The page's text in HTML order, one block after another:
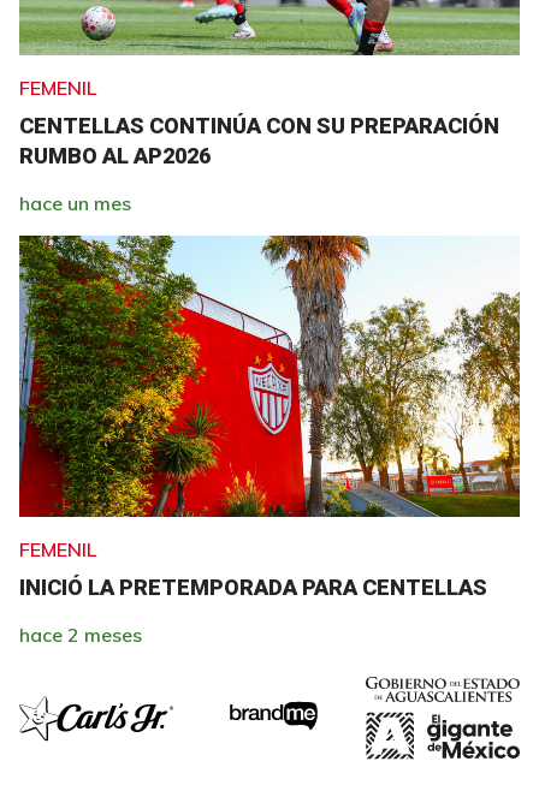
FEMENIL
CENTELLAS CONTINÚA CON SU PREPARACIÓN
RUMBO AL AP2026
hace un mes
FEMENIL
INICIÓ LA PRETEMPORADA PARA CENTELLAS
hace 2 meses